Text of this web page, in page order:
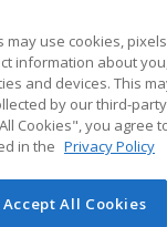
Student
a division of Cengage
use cookies,
information about
and devices. This
by our third-
Cookies", you agree
in the Privacy Policy
Accept All Cookies